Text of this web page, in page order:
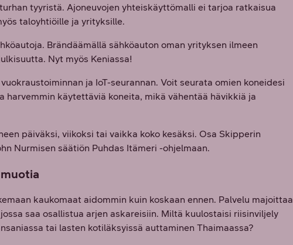
tyyristä. Ajoneuvojen yhteiskäyttömalli ei tarjoa ratkaisua
taloyhtiöille ja yrityksille.
Brändäämällä sähköauton oman yrityksen ilmeen
Nyt myös Keniassa!
ja IoT-seurannan. Voit seurata omien koneidesi
harvemmin käytettäviä koneita, mikä vähentää hävikkiä ja
päiväksi, viikoksi tai vaikka koko kesäksi. Osa Skipperin
Nurmisen säätiön Puhdas Itämeri -ohjelmaan.
kaukomaat aidommin kuin koskaan ennen. Palvelu majoittaa
saa osallistua arjen askareisiin. Miltä kuulostaisi riisinviljely
tai lasten kotiläksyissä auttaminen Thaimaassa?